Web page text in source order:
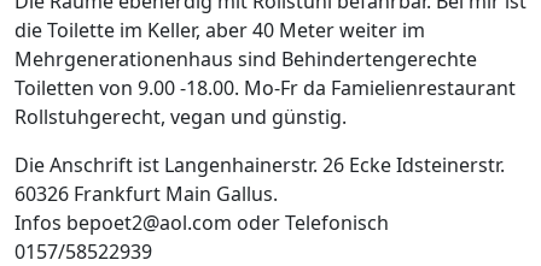
die Toilette im Keller, aber 40 Meter weiter im
Mehrgenerationenhaus sind Behindertengerechte
Toiletten von 9.00 -18.00. Mo-Fr da Famielienrestaurant
Rollstuhgerecht, vegan und günstig.
Die Anschrift ist Langenhainerstr. 26 Ecke Idsteinerstr.
60326 Frankfurt Main Gallus.
Infos bepoet2@aol.com oder Telefonisch
0157/58522939